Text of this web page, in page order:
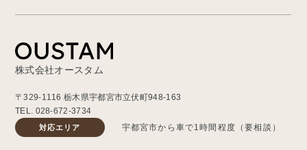
株式会社オースタム
〒329-1116 栃木県宇都宮市立伏町948-163
TEL. 028-672-3734
対応エリア 宇都宮市から車で1時間程度（要相談）